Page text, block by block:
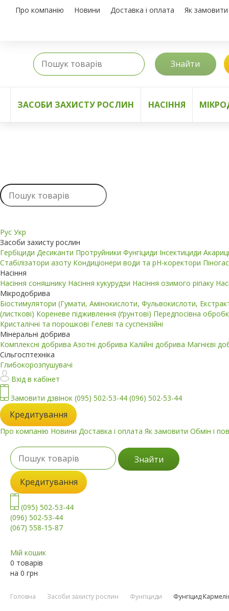
Про компанію Новини Доставка і оплата Як замовити
Знайти
ЗАСОБИ ЗАХИСТУ РОСЛИН НАСІННЯ
Рус Укр
Засоби захисту рослин
Гербіциди Десиканти Протруйники Фунгіциди Інсектициди
Стабілізатори азоту Кондиціонери води та pH-коректори
Насіння
Насіння соняшнику Насіння кукурудзи Насіння озимого ріпаку
Мікродобрива
Біостимулятори (Гумати, Амінокислоти, Фульвокислоти,
(листкові) Кореневе підживлення (ґрунтові) Передпосівна
Кристалічні та порошкові Гелеві та суспензійні
Мінеральні добрива
Комплексні добрива Азотні добрива Калійні добрива Магнієві
Сільгосптехніка
Глибокорозпушувачі
Вхід в кабінет
Замовити дзвінок (095) 502-53-44 (096) 502-53-44
Кредитування
Про компанію Новини Доставка і оплата Як замовити Обмін і
Знайти
Кредитування
(095) 502-53-44
(096) 502-53-44
(067) 558-15-87
Мій кошик
0 товарів
на 0 грн
Головна Засоби захисту рослин Фунгіциди Фунгіцид